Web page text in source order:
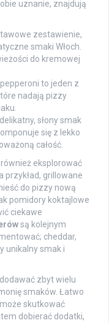
uznanie, znajdują
zestawienie,
smaki Włoch.
do kremowej
to jeden z
nadają pizzy
słony smak
się z lekko
całość.
eksplorować
przykład, grillowane
do pizzy nową
pomidory koktajlowe
ciekawe
są kolejnym
cheddar,
unikalny smak i
zbyt wielu
smaków. Łatwo
skutkować
dobierać dodatki,